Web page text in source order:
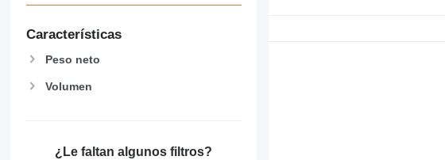
Características
Peso neto
Volumen
¿Le faltan algunos filtros?